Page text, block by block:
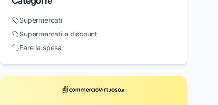
Chess Club
Brown
Acquista ora
Supermercati
Supermercati e discount
Fare la spesa